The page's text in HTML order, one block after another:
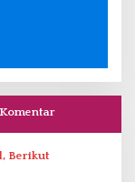
Komentar
Berikut